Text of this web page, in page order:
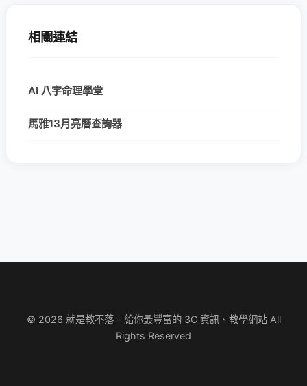
相關連結
AI 八字命理學堂
馬雅13月亮曆查詢器
© 2026 就是教不落 - 給你最豐富的 3C 資訊、教學網站 All
Rights Reserved